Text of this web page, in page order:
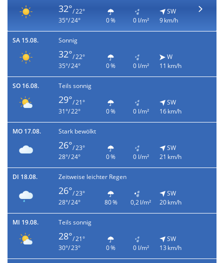
32°/ 22°
35°/ 24°
0 % 0 l/m²
SW
9 km/h
SA 15.08. Sonnig
32°/ 22°
35°/ 24°
0 % 0 l/m²
W
11 km/h
SO 16.08. Teils sonnig
29°/ 21°
31°/ 22°
0 % 0 l/m²
SW
16 km/h
MO 17.08. Stark bewölkt
26°/ 23°
28°/ 24°
0 % 0 l/m²
SW
21 km/h
DI 18.08. Zeitweise leichter Regen
26°/ 23°
28°/ 24°
80 % 0,2 l/m²
SW
20 km/h
MI 19.08. Teils sonnig
28°/ 21°
30°/ 23°
0 % 0 l/m²
SW
13 km/h